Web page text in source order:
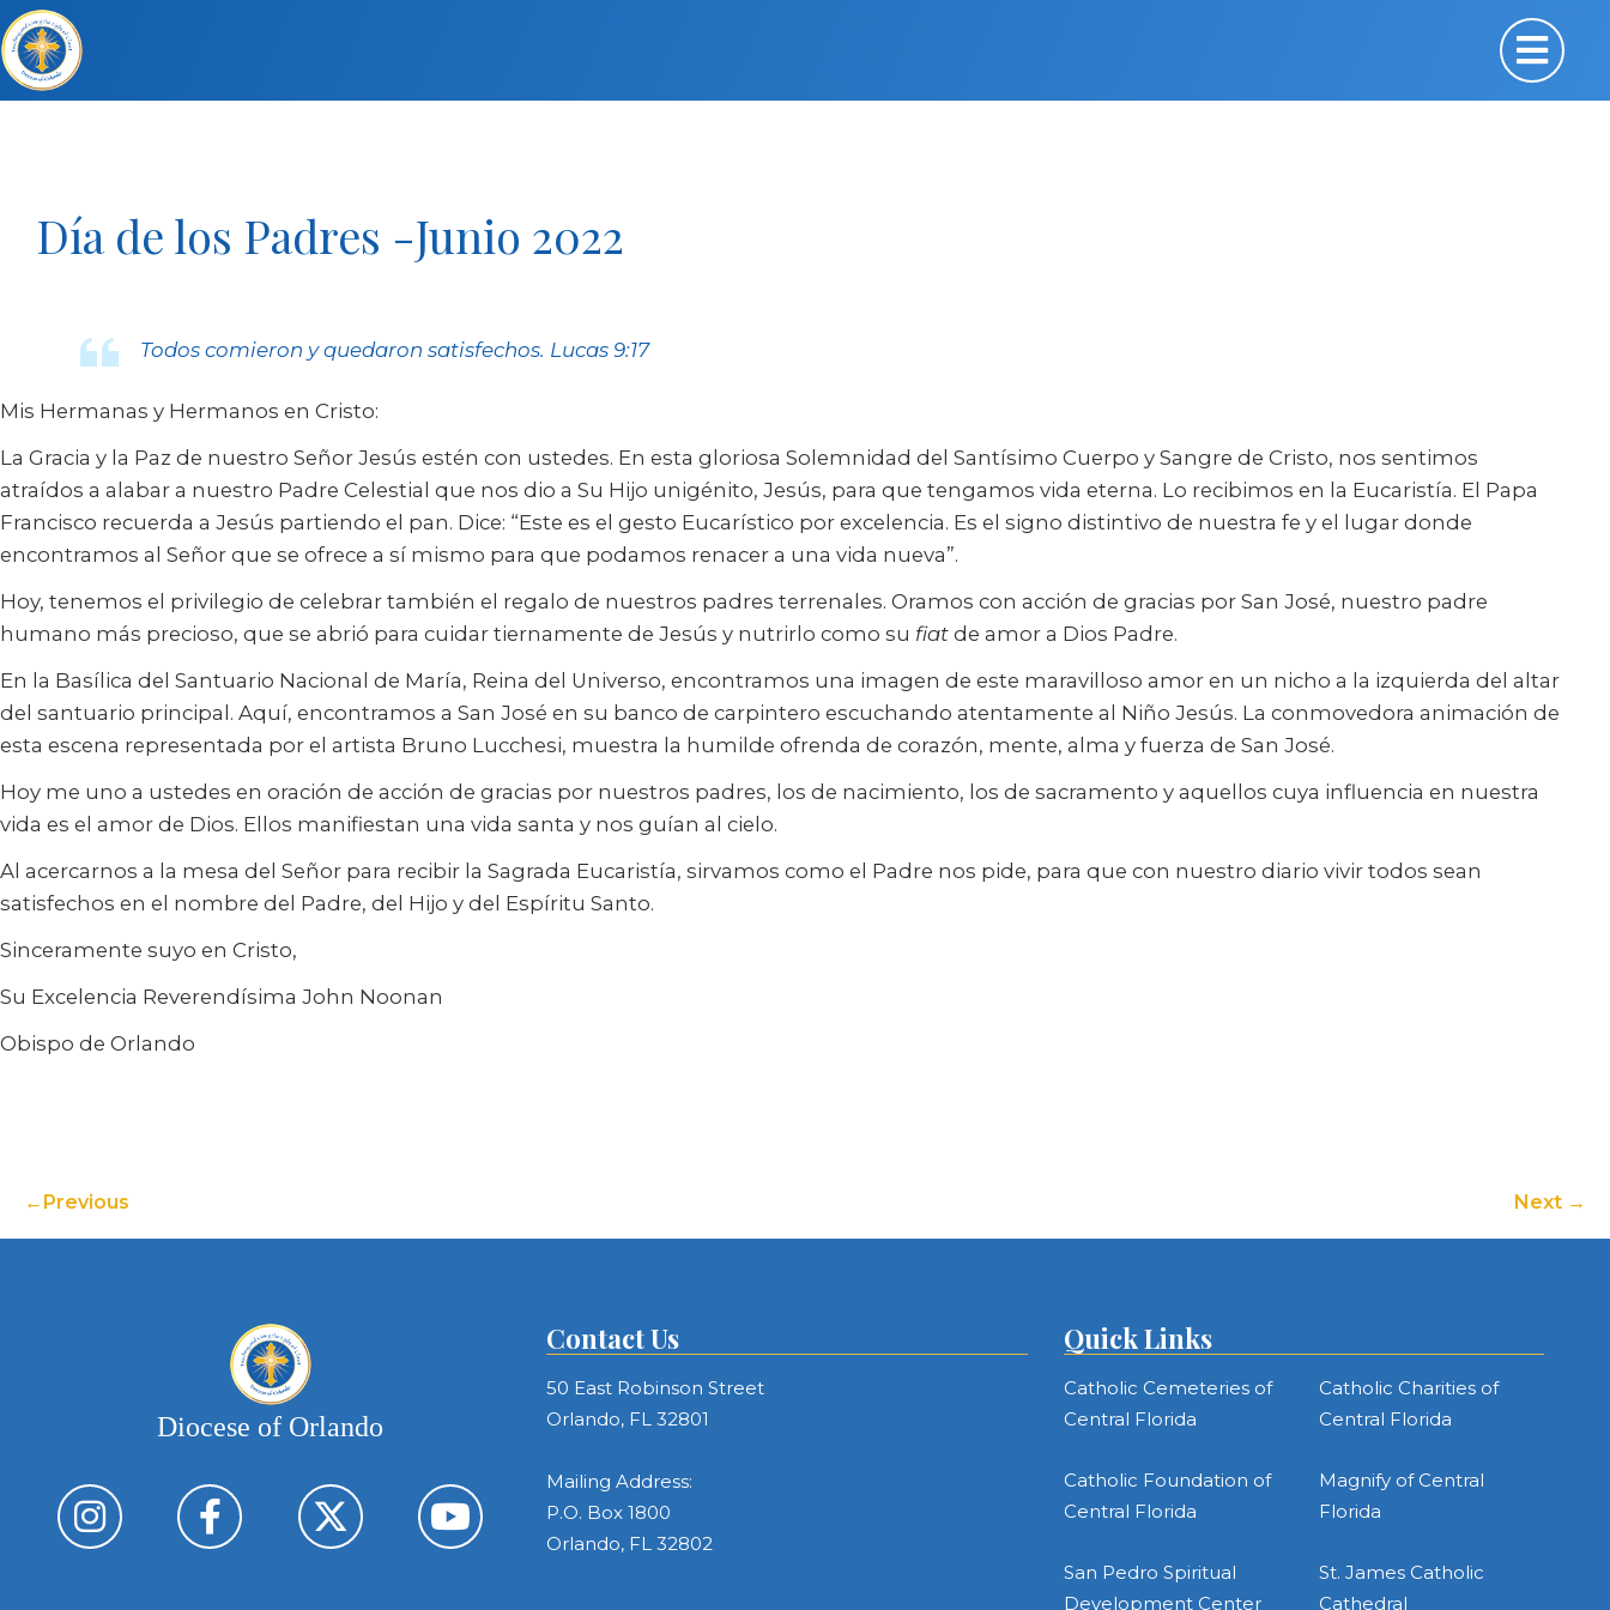
Día de los Padres -Junio 2022
Todos comieron y quedaron satisfechos. Lucas 9:17
Mis Hermanas y Hermanos en Cristo:
La Gracia y la Paz de nuestro Señor Jesús estén con ustedes. En esta gloriosa Solemnidad del Santísimo Cuerpo y Sangre de Cristo, nos sentimos
atraídos a alabar a nuestro Padre Celestial que nos dio a Su Hijo unigénito, Jesús, para que tengamos vida eterna. Lo recibimos en la Eucaristía. El Papa
Francisco recuerda a Jesús partiendo el pan. Dice: “Este es el gesto Eucarístico por excelencia. Es el signo distintivo de nuestra fe y el lugar donde
encontramos al Señor que se ofrece a sí mismo para que podamos renacer a una vida nueva”.
Hoy, tenemos el privilegio de celebrar también el regalo de nuestros padres terrenales. Oramos con acción de gracias por San José, nuestro padre
humano más precioso, que se abrió para cuidar tiernamente de Jesús y nutrirlo como su fiat de amor a Dios Padre.
En la Basílica del Santuario Nacional de María, Reina del Universo, encontramos una imagen de este maravilloso amor en un nicho a la izquierda del altar
del santuario principal. Aquí, encontramos a San José en su banco de carpintero escuchando atentamente al Niño Jesús. La conmovedora animación de
esta escena representada por el artista Bruno Lucchesi, muestra la humilde ofrenda de corazón, mente, alma y fuerza de San José.
Hoy me uno a ustedes en oración de acción de gracias por nuestros padres, los de nacimiento, los de sacramento y aquellos cuya influencia en nuestra
vida es el amor de Dios. Ellos manifiestan una vida santa y nos guían al cielo.
Al acercarnos a la mesa del Señor para recibir la Sagrada Eucaristía, sirvamos como el Padre nos pide, para que con nuestro diario vivir todos sean
satisfechos en el nombre del Padre, del Hijo y del Espíritu Santo.
Sinceramente suyo en Cristo,
Su Excelencia Reverendísima John Noonan
Obispo de Orlando
Previous Next
Diocese of Orlando
Contact Us
50 East Robinson Street
Orlando, FL 32801
Mailing Address:
P.O. Box 1800
Orlando, FL 32802
Quick Links
Catholic Cemeteries of
Central Florida
Catholic Charities of
Central Florida
Catholic Foundation of
Central Florida
Magnify of Central
Florida
San Pedro Spiritual
Development Center
St. James Catholic
Cathedral